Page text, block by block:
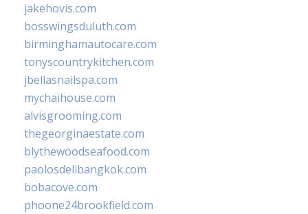
jakehovis.com
bosswingsduluth.com
birminghamautocare.com
tonyscountrykitchen.com
jbellasnailspa.com
mychaihouse.com
alvisgrooming.com
thegeorginaestate.com
blythewoodseafood.com
paolosdelibangkok.com
bobacove.com
phoone24brookfield.com